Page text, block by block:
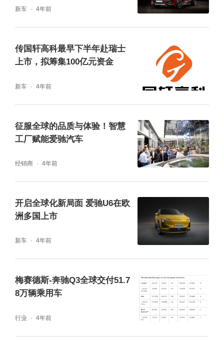
新车 4年前
传国轩高科最早下半年赴瑞士
上市，拟筹集100亿元资金
新车 4年前
征服全球的品质与体验！智慧
工厂赋能爱驰汽车
经销商 4年前
开启全球化新局面 爱驰U6在欧
洲多国上市
新车 4年前
梅赛德斯-奔驰Q3全球交付51.7
8万辆乘用车
行业 4年前